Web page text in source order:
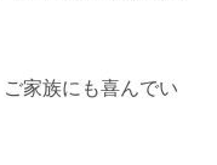
家族にも喜んでい